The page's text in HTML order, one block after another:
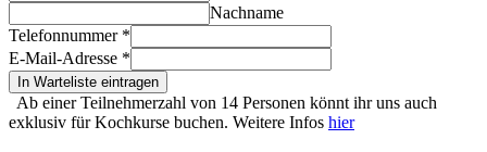
Nachname
Telefonnummer *
E-Mail-Adresse *
In Warteliste eintragen
Ab einer Teilnehmerzahl von 14 Personen könnt ihr uns auch
exklusiv für Kochkurse buchen. Weitere Infos hier